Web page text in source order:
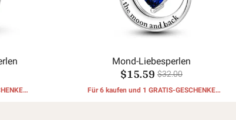
Mond-Liebesperlen
$15.59 $32.00
Für 6 kaufen und 1 GRATIS-GESCHENKE